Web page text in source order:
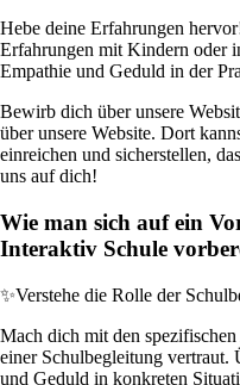
Hebe deine Erfahrungen
Erfahrungen mit Kindern oder
Empathie und Geduld in der
Bewirb dich über unsere
über unsere Website. Dort
einreichen und sicherstellen,
uns auf dich!
Wie man sich auf ein
Interaktiv Schule
✨Verstehe die Rolle der
Mach dich mit den
einer Schulbegleitung vertraut.
und Geduld in konkreten